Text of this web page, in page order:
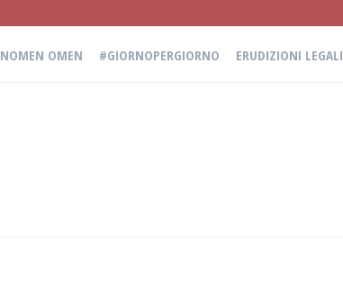
NOMEN OMEN #GIORNOPERGIORNO ERUDIZIONI LEGALI